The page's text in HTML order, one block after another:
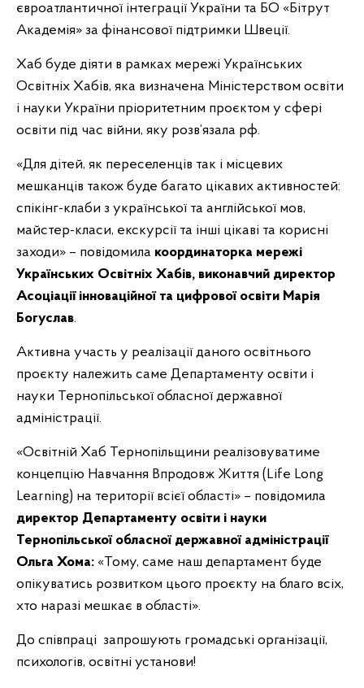
євроатлантичної інтеграції України та БО «Бітрут
Академія» за фінансової підтримки Швеції.
Хаб буде діяти в рамках мережі Українських
Освітніх Хабів, яка визначена Міністерством освіти
і науки України пріоритетним проєктом у сфері
освіти під час війни, яку розв’язала рф.
«Для дітей, як переселенців так і місцевих
мешканців також буде багато цікавих активностей:
спікінг-клаби з української та англійської мов,
майстер-класи, екскурсії та інші цікаві та корисні
заходи» – повідомила координаторка мережі
Українських Освітніх Хабів, виконавчий директор
Асоціації інноваційної та цифрової освіти Марія
Богуслав.
Активна участь у реалізації даного освітнього
проєкту належить саме Департаменту освіти і
науки Тернопільської обласної державної
адміністрації.
«Освітній Хаб Тернопільщини реалізовуватиме
концепцію Навчання Впродовж Життя (Life Long
Learning) на території всієї області» – повідомила
директор Департаменту освіти і науки
Тернопільської обласної державної адміністрації
Ольга Хома: «Тому, саме наш департамент буде
опікуватись розвитком цього проєкту на благо всіх,
хто наразі мешкає в області».
До співпраці запрошують громадські організації,
психологів, освітні установи!